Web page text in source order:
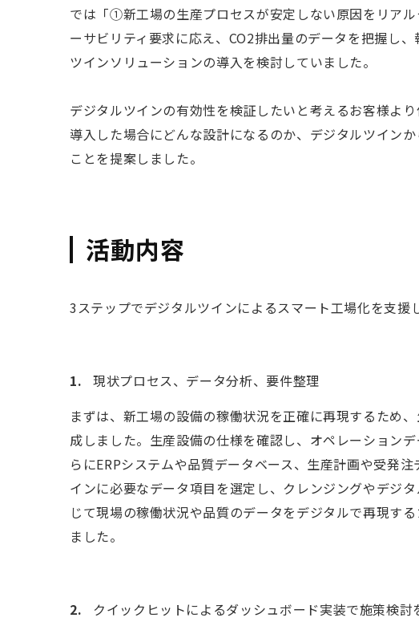
では「①新工場の生産プロセスが安定しない原因をリア
ーサビリティ要求に応え、CO2排出量のデータを把握し
ツインソリューションの導入を検討していました。
デジタルツインの有効性を検証したいと考えるお客様よ
導入した場合にどんな設計になるのか、デジタルツイン
ことを提案しました。
活動内容
3ステップでデジタルツインによるスマート工場化を支援
現状プロセス、データ分析、要件整理
まずは、新工場の設備の稼働状況を正確に再現するため
成しました。生産設備の仕様を確認し、オペレーション
らにERPシステムや品質データベース、生産計画や受発
インに必要なデータ項目を選定し、クレンジングやデジ
じて現場の稼働状況や品質のデータをデジタルで再現す
ました。
クイックヒットによるダッシュボード実装で施策検討